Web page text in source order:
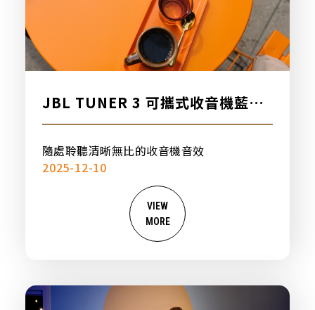
JBL TUNER 3 可攜式收音機藍牙
喇叭，新品上市
隨處聆聽清晰無比的收音機音效
2025-12-10
VIEW
MORE